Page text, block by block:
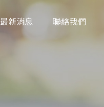
最新消息 聯絡我們